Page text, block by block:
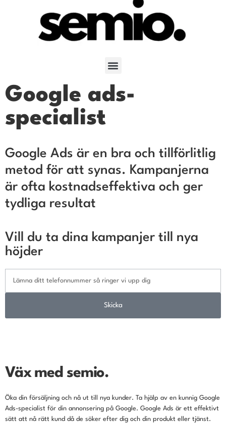
Google ads-
specialist
Google Ads är en bra och tillförlitlig
metod för att synas. Kampanjerna
är ofta kostnadseffektiva och ger
tydliga resultat
Vill du ta dina kampanjer till nya
höjder
Skicka
Väx med semio.
Öka din försäljning och nå ut till nya kunder. Ta hjälp av en kunnig Google
Ads-specialist för din annonsering på Google. Google Ads är ett effektivt
sätt att nå rätt kund då de söker efter dig och din produkt eller tjänst.